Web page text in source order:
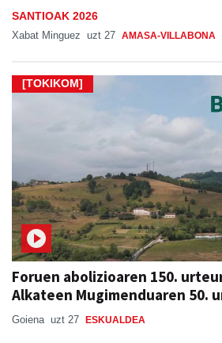
SANTIOAK 2026
Xabat Minguez uzt 27 AMASA-VILLABONA
[TOKIKOM]
Foruen abolizioaren 150.
Alkateen Mugimenduaren 50.
Goiena uzt 27 ESKUALDEA